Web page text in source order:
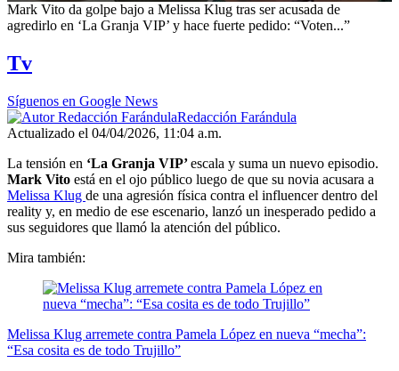
0
seconds
of
seconds
Mark Vito da golpe bajo a Melissa Klug tras ser acusada de
agredirlo en ‘La Granja VIP’ y hace fuerte pedido: “Voten...”
Tv
Síguenos en Google News
Redacción Farándula
Actualizado el 04/04/2026, 11:04 a.m.
La tensión en ‘La Granja VIP’escala y suma un nuevo episodio.
Mark Vito está en el ojo público luego de que su novia acusara a
Melissa Klug de una agresión física contra el influencer dentro del
reality y, en medio de ese escenario, lanzó un inesperado pedido a
sus seguidores que llamó la atención del público.
Mira también:
Melissa Klug arremete contra Pamela López en nueva “mecha”:
“Esa cosita es de todo Trujillo”